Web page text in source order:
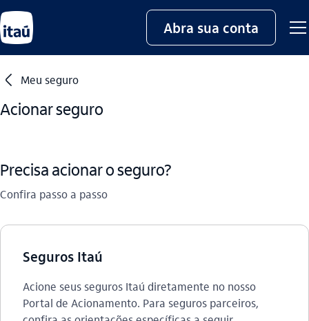
Abra sua conta
seta_esquerda Meu seguro
Acionar seguro
Precisa acionar o seguro?
Confira passo a passo
Seguros Itaú
Acione seus seguros Itaú diretamente no nosso
Portal de Acionamento. Para seguros parceiros,